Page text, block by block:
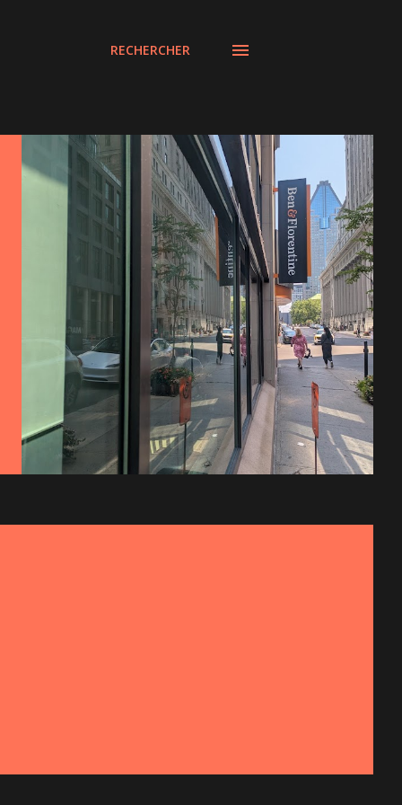
RECHERCHER